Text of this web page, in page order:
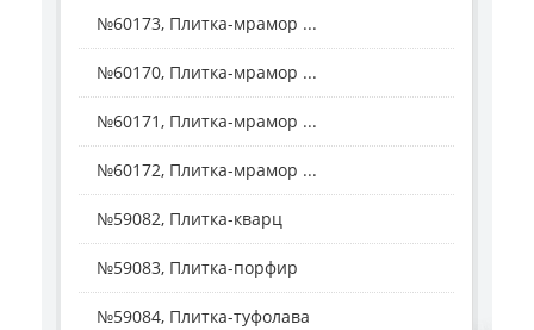
№60173, Плитка-мрамор ...
№60170, Плитка-мрамор ...
№60171, Плитка-мрамор ...
№60172, Плитка-мрамор ...
№59082, Плитка-кварц
№59083, Плитка-порфир
№59084, Плитка-туфолава